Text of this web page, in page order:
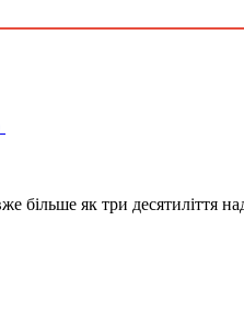
більше як три десятиліття